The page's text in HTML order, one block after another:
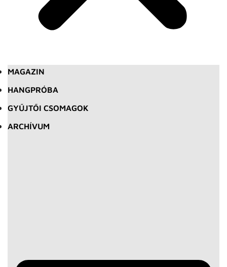
MAGAZIN
HANGPRÓBA
GYŰJTŐI CSOMAGOK
ARCHÍVUM